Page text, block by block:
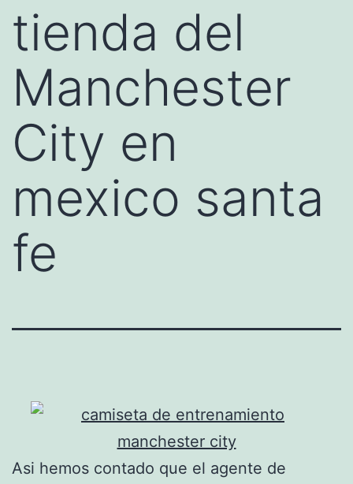
tienda del
Manchester
City en
mexico santa
fe
Asi hemos contado que el agente de